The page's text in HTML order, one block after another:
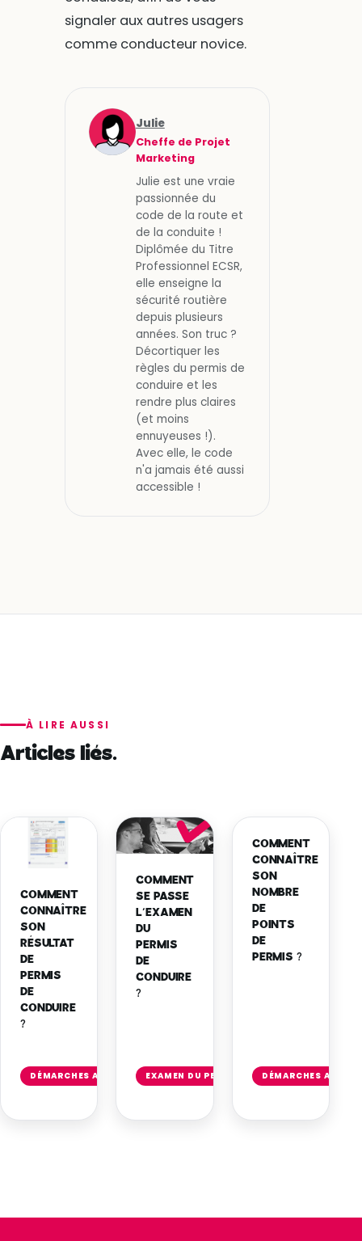
signaler aux autres usagers
comme conducteur novice.
Julie
Cheffe de Projet
Marketing
Julie est une vraie
passionnée du
code de la route et
de la conduite !
Diplômée du Titre
Professionnel ECSR,
elle enseigne la
sécurité routière
depuis plusieurs
années. Son truc ?
Décortiquer les
règles du permis de
conduire et les
rendre plus claires
(et moins
ennuyeuses !).
Avec elle, le code
n'a jamais été aussi
accessible !
À LIRE AUSSI
Articles liés.
COMMENT
CONNAÎTRE
SON
RÉSULTAT
DE
PERMIS
DE
CONDUIRE
?
DÉMARCHES ADMINISTRATIVES
l'article
COMMENT
SE PASSE
L’EXAMEN
DU
PERMIS
DE
CONDUIRE
?
EXAMEN DU PERMIS
l'article
COMMENT
CONNAÎTRE
SON
NOMBRE
DE
POINTS
DE
PERMIS ?
DÉMARCHES